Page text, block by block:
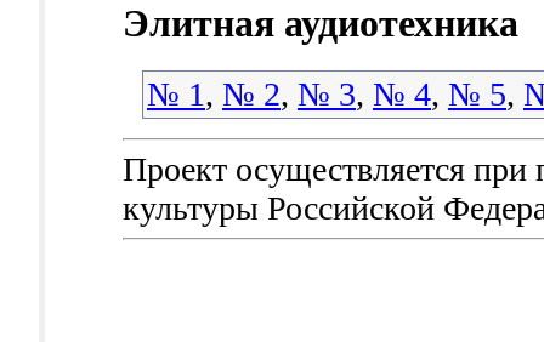
Элитная аудиотехника
№ 1, № 2, № 3, № 4, № 5,
Проект осуществляется
культуры Российской